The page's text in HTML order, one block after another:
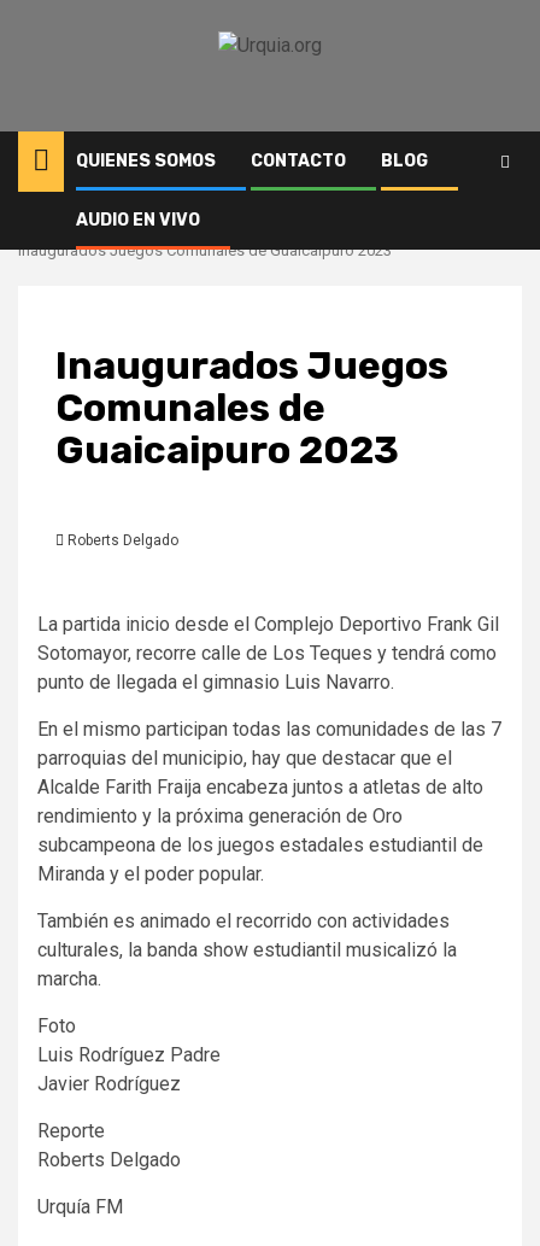
QUIENES SOMOS CONTACTO BLOG
AUDIO EN VIVO
Deportes
Inaugurados Juegos Comunales de Guaicaipuro 2023
Inaugurados Juegos
Comunales de
Guaicaipuro 2023
Roberts Delgado
La partida inicio desde el Complejo Deportivo Frank Gil
Sotomayor, recorre calle de Los Teques y tendrá como
punto de llegada el gimnasio Luis Navarro.
En el mismo participan todas las comunidades de las 7
parroquias del municipio, hay que destacar que el
Alcalde Farith Fraija encabeza juntos a atletas de alto
rendimiento y la próxima generación de Oro
subcampeona de los juegos estadales estudiantil de
Miranda y el poder popular.
También es animado el recorrido con actividades
culturales, la banda show estudiantil musicalizó la
marcha.
Foto
Luis Rodríguez Padre
Javier Rodríguez
Reporte
Roberts Delgado
Urquía FM